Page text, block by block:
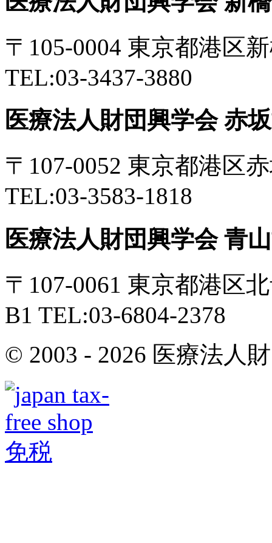
〒105-0004 東京都港区
TEL:03-3437-3880
医療法人財団興学会 赤
〒107-0052 東京都港区
TEL:03-3583-1818
医療法人財団興学会 青
〒107-0061 東京都港区
B1 TEL:03-6804-2378
© 2003 - 2026 医療法人